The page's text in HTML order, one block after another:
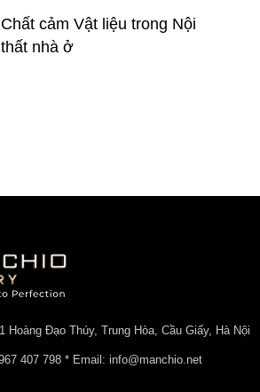
Chất cảm Vật liệu trong Nội
thất nhà ở
Hoàng Đạo Thúy, Trung Hòa, Cầu Giấy, Hà Nội
407 798 * Email: info@manchio.net